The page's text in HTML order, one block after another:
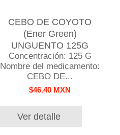
CEBO DE COYOTO
(Ener Green)
UNGUENTO 125G
Concentración: 125 G
Nombre del medicamento:
CEBO DE...
$46.40 MXN
Ver detalle